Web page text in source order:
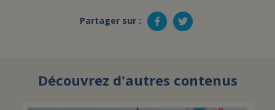
Partager sur :
Découvrez d'autres contenus